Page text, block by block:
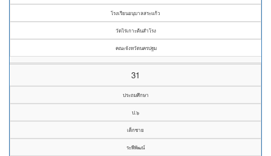
โรงเรียนอนุบาลสระแก้ว
วัดไร่เกาะต้นสำโรง
คณะจังหวัดนครปฐม
31
ประถมศึกษา
ป.๖
เด็กชาย
ระพีพัฒน์